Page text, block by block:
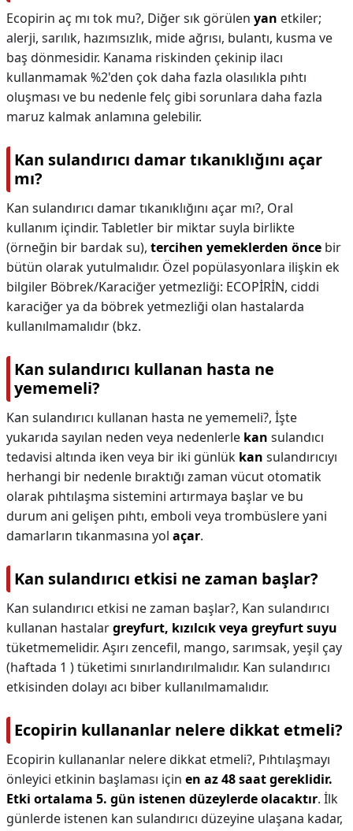
Ecopirin aç mı tok mu?, Diğer sık görülen yan etkiler;
alerji, sarılık, hazımsızlık, mide ağrısı, bulantı, kusma ve
baş dönmesidir. Kanama riskinden çekinip ilacı
kullanmamak %2'den çok daha fazla olasılıkla pıhtı
oluşması ve bu nedenle felç gibi sorunlara daha fazla
maruz kalmak anlamına gelebilir.
Kan sulandırıcı damar tıkanıklığını açar
mı?
Kan sulandırıcı damar tıkanıklığını açar mı?, Oral
kullanım içindir. Tabletler bir miktar suyla birlikte
(örneğin bir bardak su), tercihen yemeklerden önce bir
bütün olarak yutulmalıdır. Özel popülasyonlara ilişkin ek
bilgiler Böbrek/Karaciğer yetmezliği: ECOPİRİN, ciddi
karaciğer ya da böbrek yetmezliği olan hastalarda
kullanılmamalıdır (bkz.
Kan sulandırıcı kullanan hasta ne
yememeli?
Kan sulandırıcı kullanan hasta ne yememeli?, İşte
yukarıda sayılan neden veya nedenlerle kan sulandıcı
tedavisi altında iken veya bir iki günlük kan sulandırıcıyı
herhangi bir nedenle bıraktığı zaman vücut otomatik
olarak pıhtılaşma sistemini artırmaya başlar ve bu
durum ani gelişen pıhtı, emboli veya trombüslere yani
damarların tıkanmasına yol açar.
Kan sulandırıcı etkisi ne zaman başlar?
Kan sulandırıcı etkisi ne zaman başlar?, Kan sulandırıcı
kullanan hastalargreyfurt, kızılcık veya greyfurt suyu
tüketmemelidir. Aşırı zencefil, mango, sarımsak, yeşil çay
(haftada 1 ) tüketimi sınırlandırılmalıdır. Kan sulandırıcı
etkisinden dolayı acı biber kullanılmamalıdır.
Ecopirin kullananlar nelere dikkat etmeli?
Ecopirin kullananlar nelere dikkat etmeli?, Pıhtılaşmayı
önleyici etkinin başlaması için en az 48 saat gereklidir.
Etki ortalama 5. gün istenen düzeylerde olacaktır. İlk
günlerde istenen kan sulandırıcı düzeyine ulaşana kadar,